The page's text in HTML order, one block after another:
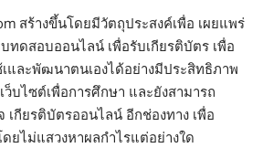
สร้างขึ้นโดยมีวัตถุประสงค์เพื่อ เผยแพร่
ทดสอบออนไลน์ เพื่อรับเกียรติบัตร เพื่อ
และพัฒนาตนเองได้อย่างมีประสิทธิภาพ
บไซต์เพื่อการศึกษา และยังสามารถ
กียรติบัตรออนไลน์ อีกช่องทาง เพื่อ
ยไม่แสวงหาผลกำไรแต่อย่างใด